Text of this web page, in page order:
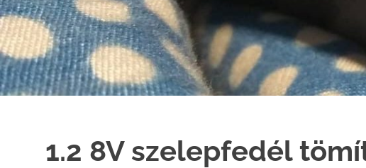
1.2 8V szelepfedél